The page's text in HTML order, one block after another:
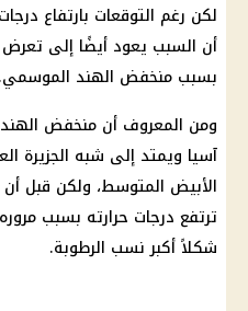
لكن رغم التوقعات بارتفاع درجات
أن السبب يعود أيضًا إلى تعرض
بسبب منخفض الهند الموسمي.
ومن المعروف أن منخفض
آسيا ويمتد إلى شبه الجزيرة
الأبيض المتوسط، ولكن قبل
ترتفع درجات حرارته بسبب
شكلاً أكبر نسب الرطوبة.